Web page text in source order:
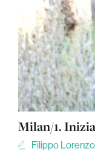
Milan/1.
Filippo